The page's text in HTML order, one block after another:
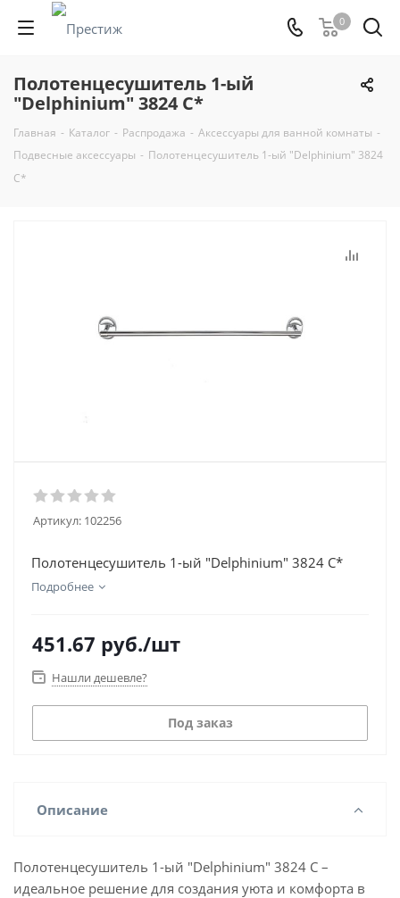
0
Полотенцесушитель 1-ый
"Delphinium" 3824 С*
Главная - Каталог - Распродажа - Аксессуары для ванной комнаты -
Подвесные аксессуары - Полотенцесушитель 1-ый "Delphinium" 3824
С*
Артикул: 102256
Полотенцесушитель 1-ый "Delphinium" 3824 С*
Подробнее
451.67 руб./шт
Нашли дешевле?
Под заказ
Описание
Полотенцесушитель 1-ый "Delphinium" 3824 С –
идеальное решение для создания уюта и комфорта в